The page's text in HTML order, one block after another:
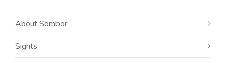
About Sombor
Sights